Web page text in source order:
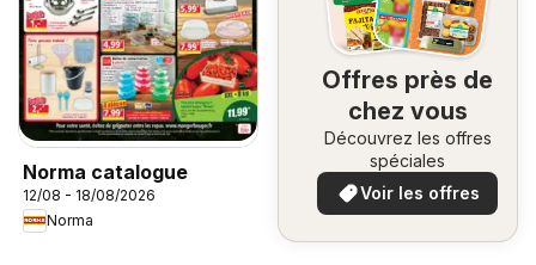
Norma catalogue
12/08 - 18/08/2026
Norma
Offres près de
chez vous
Découvrez les offres
spéciales
Voir les offres